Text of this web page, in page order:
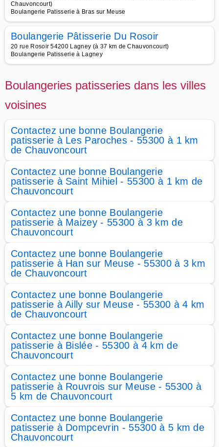
Chauvoncourt)
Boulangerie Patisserie à Bras sur Meuse
Boulangerie Pâtisserie Du Rosoir
20 rue Rosoir 54200 Lagney (à 37 km de Chauvoncourt)
Boulangerie Patisserie à Lagney
Boulangeries patisseries dans les villes
voisines
Contactez une bonne Boulangerie
patisserie à Les Paroches - 55300 à 1 km
de Chauvoncourt
Contactez une bonne Boulangerie
patisserie à Saint Mihiel - 55300 à 1 km de
Chauvoncourt
Contactez une bonne Boulangerie
patisserie à Maizey - 55300 à 3 km de
Chauvoncourt
Contactez une bonne Boulangerie
patisserie à Han sur Meuse - 55300 à 3 km
de Chauvoncourt
Contactez une bonne Boulangerie
patisserie à Ailly sur Meuse - 55300 à 4 km
de Chauvoncourt
Contactez une bonne Boulangerie
patisserie à Bislée - 55300 à 4 km de
Chauvoncourt
Contactez une bonne Boulangerie
patisserie à Rouvrois sur Meuse - 55300 à
5 km de Chauvoncourt
Contactez une bonne Boulangerie
patisserie à Dompcevrin - 55300 à 5 km de
Chauvoncourt